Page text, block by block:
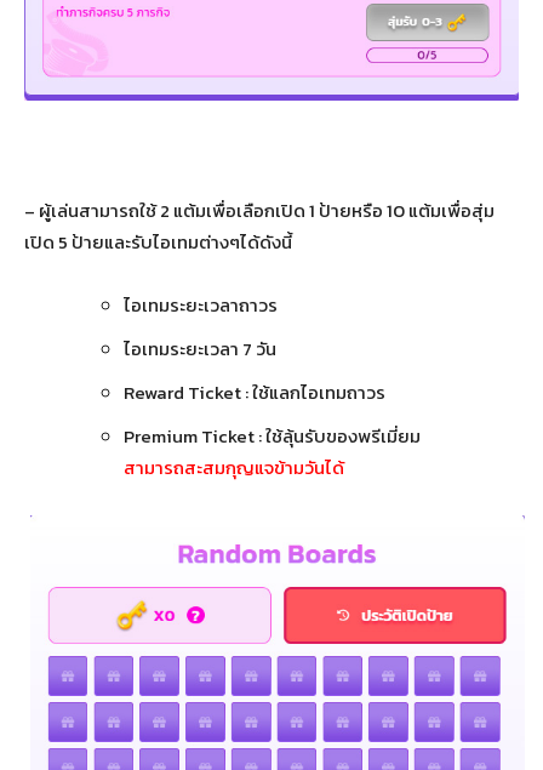
– ผู้เล่นสามารถใช้ 2 แต้มเพื่อเลือกเปิด 1 ป้ายหรือ 10 แต้มเพื่อสุ่ม
เปิด 5 ป้ายและรับไอเทมต่างๆได้ดังนี้
ไอเทมระยะเวลาถาวร
ไอเทมระยะเวลา 7 วัน
Reward Ticket : ใช้แลกไอเทมถาวร
Premium Ticket : ใช้ลุ้นรับของพรีเมี่ยม
สามารถสะสมกุญแจข้ามวันได้